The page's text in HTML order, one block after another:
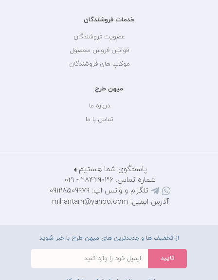
خدمات فروشندگان
عضویت فروشندگان
قوانین فروش محصول
موکاپ های فروشندگان
میهن طرح
درباره ما
تماس با ما
پاسخگوی شما هستیم
شماره تماس: 28429036 - 021
تلگرام و واتس اپ: 09128509979
آدرس ایمیل: mihantarh@yahoo.com
از تخفیف ها و جدیدترین های میهن طرح با خبر شوید